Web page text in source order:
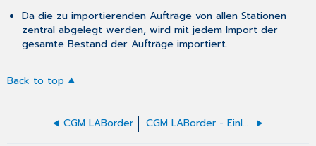
Da die zu importierenden Aufträge von allen Stationen
zentral abgelegt werden, wird mit jedem Import der
gesamte Bestand der Aufträge importiert.
Back to top
CGM LABorder CGM LABorder - Einleitung